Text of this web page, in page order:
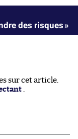
des risques »
sur cet article.